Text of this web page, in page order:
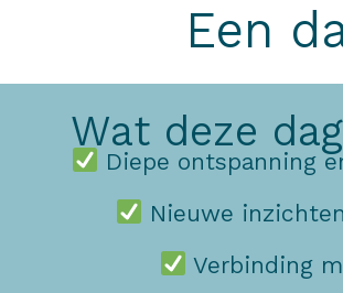
Een
Wat deze
Diepe ontspanning
Nieuwe
Verbinding